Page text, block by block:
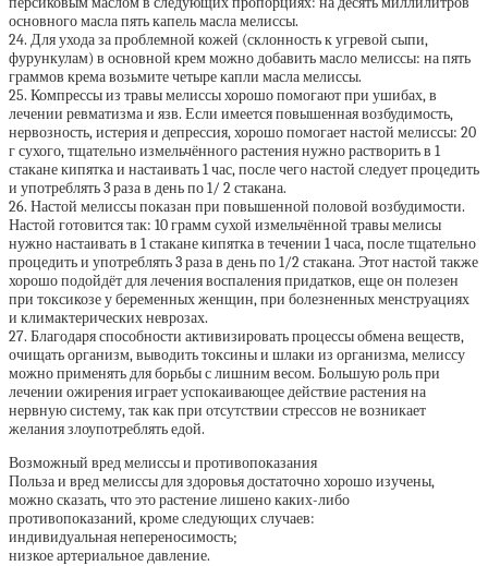
основного масла пять капель масла мелиссы.
24. Для ухода за проблемной кожей (склонность к угревой сыпи,
фурункулам) в основной крем можно добавить масло мелиссы: на пять
граммов крема возьмите четыре капли масла мелиссы.
25. Компрессы из травы мелиссы хорошо помогают при ушибах, в
лечении ревматизма и язв. Если имеется повышенная возбудимость,
нервозность, истерия и депрессия, хорошо помогает настой мелиссы: 20
г сухого, тщательно измельчённого растения нужно растворить в 1
стакане кипятка и настаивать 1 час, после чего настой следует процедить
и употреблять 3 раза в день по 1/ 2 стакана.
26. Настой мелиссы показан при повышенной половой возбудимости.
Настой готовится так: 10 грамм сухой измельчённой травы мелисы
нужно настаивать в 1 стакане кипятка в течении 1 часа, после тщательно
процедить и употреблять 3 раза в день по 1/2 стакана. Этот настой также
хорошо подойдёт для лечения воспаления придатков, еще он полезен
при токсикозе у беременных женщин, при болезненных менструациях
и климактерических неврозах.
27. Благодаря способности активизировать процессы обмена веществ,
очищать организм, выводить токсины и шлаки из организма, мелиссу
можно применять для борьбы с лишним весом. Большую роль при
лечении ожирения играет успокаивающее действие растения на
нервную систему, так как при отсутствии стрессов не возникает
желания злоупотреблять едой.
Возможный вред мелиссы и противопоказания
Польза и вред мелиссы для здоровья достаточно хорошо изучены,
можно сказать, что это растение лишено каких-либо
противопоказаний, кроме следующих случаев:
индивидуальная непереносимость;
низкое артериальное давление.